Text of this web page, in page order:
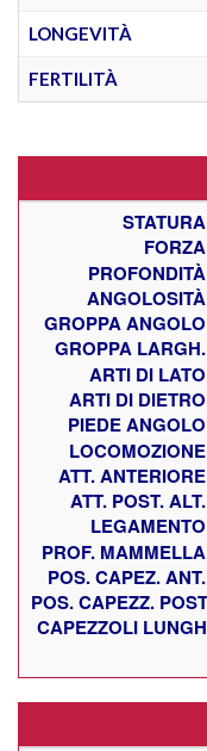
LONGEVITÀ
FERTILITÀ